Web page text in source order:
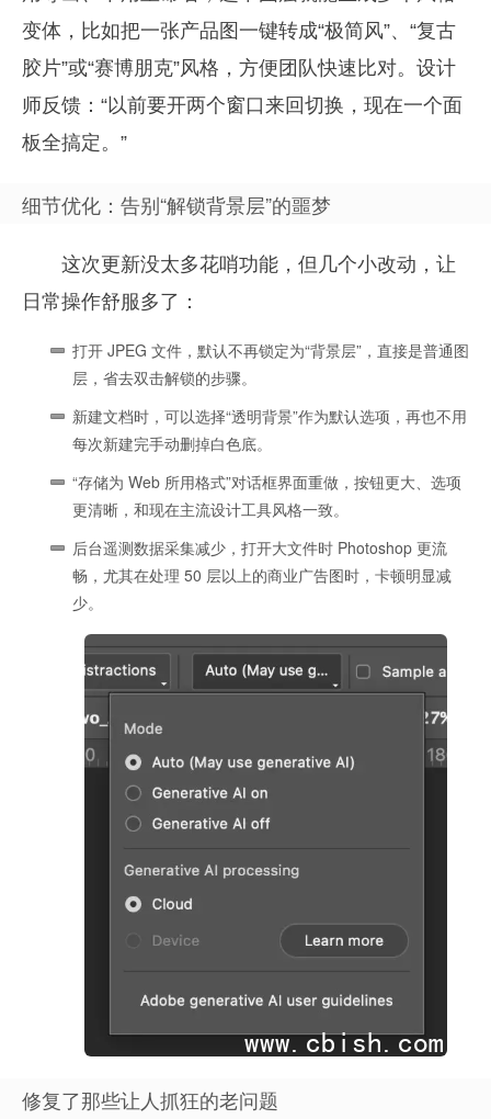
变体，比如把一张产品图一键转成“极简风”、“复古
胶片”或“赛博朋克”风格，方便团队快速比对。设计
师反馈：“以前要开两个窗口来回切换，现在一个面
板全搞定。”
细节优化：告别“解锁背景层”的噩梦
这次更新没太多花哨功能，但几个小改动，让
日常操作舒服多了：
打开 JPEG 文件，默认不再锁定为“背景层”，直接是普通图
层，省去双击解锁的步骤。
新建文档时，可以选择“透明背景”作为默认选项，再也不用
每次新建完手动删掉白色底。
“存储为 Web 所用格式”对话框界面重做，按钮更大、选项
更清晰，和现在主流设计工具风格一致。
后台遥测数据采集减少，打开大文件时 Photoshop 更流
畅，尤其在处理 50 层以上的商业广告图时，卡顿明显减
少。
修复了那些让人抓狂的老问题